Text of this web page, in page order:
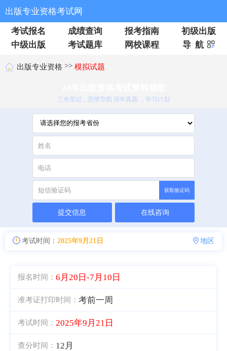
出版专业资格考试网
考试报名 成绩查询 报考指南
初级出版
中级出版
考试题库 网校课程 导 航
出版专业资格 >> 模拟试题
三色笔记，思维导图 历年真题 ，学习计划
获取验证码
提交信息 在线咨询
考试时间： 2025年9月21日 地区
报名时间： 6月20日-7月10日
准考证打印时间： 考前一周
考试时间： 2025年9月21日
查分时间： 12月